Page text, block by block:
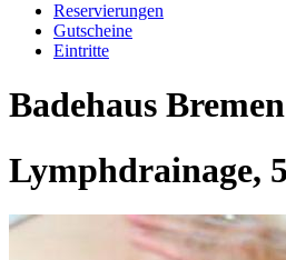
Reservierungen
Gutscheine
Eintritte
Badehaus Bremen
Lymphdrainage,